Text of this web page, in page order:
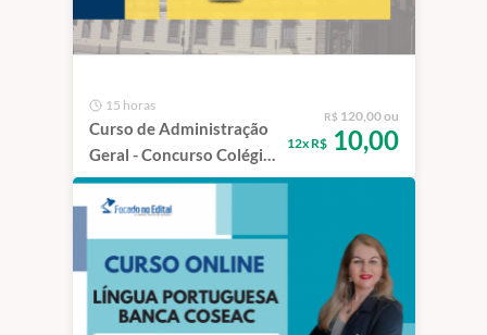
15 horas
Curso de Administração
Geral - Concurso Colégio
Pedro II
R$ 120,00 ou
12x R$10,00